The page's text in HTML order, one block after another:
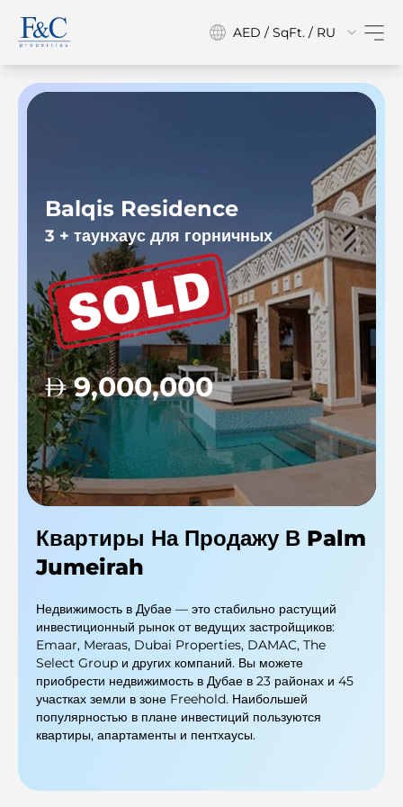
AED / SqFt. / RU
Квартиры На Продажу В Palm
Jumeirah
Недвижимость в Дубае — это стабильно растущий
инвестиционный рынок от ведущих застройщиков:
Emaar, Meraas, Dubai Properties, DAMAC, The
Select Group и других компаний. Вы можете
приобрести недвижимость в Дубае в 23 районах и 45
участках земли в зоне Freehold. Наибольшей
популярностью в плане инвестиций пользуются
квартиры, апартаменты и пентхаусы.
Balqis Residence
3 + таунхаус для горничных
9,000,000